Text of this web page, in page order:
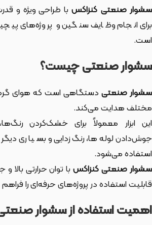
سشوار صنعتی کنزاکسبا طراحی ویژه و
برای انجام وظایف سنگین و پروژه‌های
است.
سشوار صنعتی چیست؟
سشوار صنعتی دستگاهی است که هوای گرم
مختلف هدایت می‌کند.
این ابزار معمولاً برای خشک‌کردن
جوش‌دادن لوله‌ها، رنگ‌زدایی و بسیاری
استفاده می‌شود.
سشوار صنعتی کنزاکسبا توان حرارتی بالا
قابلیت استفاده در پروژه‌های حرفه‌ای را
اهمیت استفاده از سشوار